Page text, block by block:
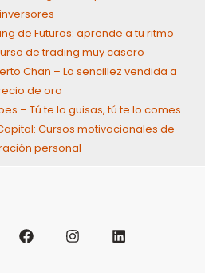
inversores
de Futuros: aprende a tu ritmo
de trading muy casero
Chan – La sencillez vendida a
de oro
– Tú te lo guisas, tú te lo comes
Cursos motivacionales de
personal